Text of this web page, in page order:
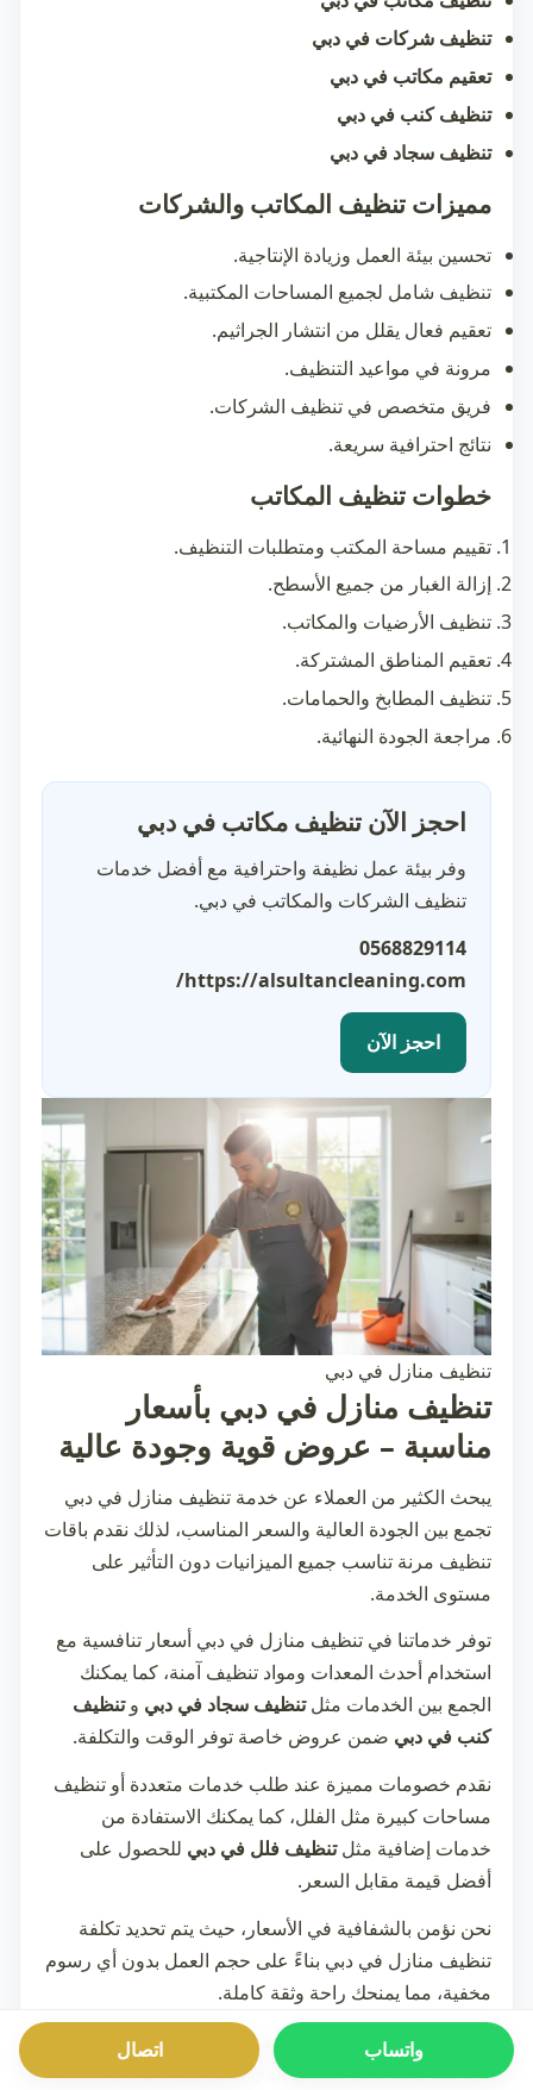
تنظيف شركات في دبي
تعقيم مكاتب في دبي
تنظيف كنب في دبي
تنظيف سجاد في دبي
مميزات تنظيف المكاتب والشركات
تحسين بيئة العمل وزيادة الإنتاجية.
تنظيف شامل لجميع المساحات المكتبية.
تعقيم فعال يقلل من انتشار الجراثيم.
مرونة في مواعيد التنظيف.
فريق متخصص في تنظيف الشركات.
نتائج احترافية سريعة.
خطوات تنظيف المكاتب
تقييم مساحة المكتب ومتطلبات التنظيف.
إزالة الغبار من جميع الأسطح.
تنظيف الأرضيات والمكاتب.
تعقيم المناطق المشتركة.
تنظيف المطابخ والحمامات.
مراجعة الجودة النهائية.
احجز الآن تنظيف مكاتب في دبي
وفر بيئة عمل نظيفة واحترافية مع أفضل خدمات
تنظيف الشركات والمكاتب في دبي.
0568829114
https://alsultancleaning.com/
احجز الآن
تنظيف منازل في دبي
تنظيف منازل في دبي بأسعار
مناسبة – عروض قوية وجودة عالية
يبحث الكثير من العملاء عن خدمة تنظيف منازل في دبي
تجمع بين الجودة العالية والسعر المناسب، لذلك نقدم باقات
تنظيف مرنة تناسب جميع الميزانيات دون التأثير على
مستوى الخدمة.
توفر خدماتنا في تنظيف منازل في دبي أسعار تنافسية مع
استخدام أحدث المعدات ومواد تنظيف آمنة، كما يمكنك
الجمع بين الخدمات مثلتنظيف سجاد في دبي وتنظيف
كنب في دبي ضمن عروض خاصة توفر الوقت والتكلفة.
نقدم خصومات مميزة عند طلب خدمات متعددة أو تنظيف
مساحات كبيرة مثل الفلل، كما يمكنك الاستفادة من
خدمات إضافية مثلتنظيف فلل في دبي للحصول على
أفضل قيمة مقابل السعر.
نحن نؤمن بالشفافية في الأسعار، حيث يتم تحديد تكلفة
تنظيف منازل في دبي بناءً على حجم العمل بدون أي رسوم
مخفية، مما يمنحك راحة وثقة كاملة.
إذا كنت تبحث عن خدمة تنظيف احترافية بسعر مناسب،
فإننا نقدم لك الحل المثالي الذي يجمع بين الجودة والتكلفة
واتساب اتصال